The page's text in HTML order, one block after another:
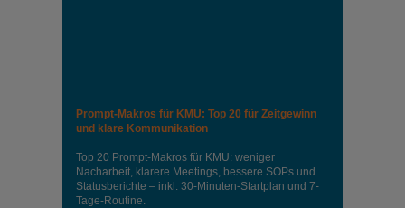
Prompt-Makros für KMU: Top 20 für Zeitgewinn
und klare Kommunikation
Top 20 Prompt-Makros für KMU: weniger
Nacharbeit, klarere Meetings, bessere SOPs und
Statusberichte – inkl. 30-Minuten-Startplan und 7-
Tage-Routine.